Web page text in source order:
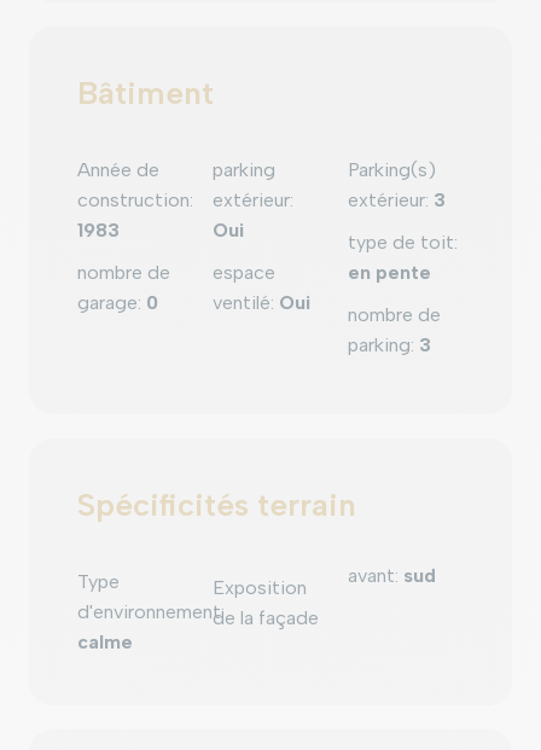
Bâtiment
Année de
construction:
1983
nombre de
garage: 0
parking
extérieur:
Oui
espace
ventilé: Oui
Parking(s)
extérieur: 3
type de toit:
en pente
nombre de
parking: 3
Spécificités terrain
Type
d'environnement:
calme
Exposition
de la façade
avant: sud